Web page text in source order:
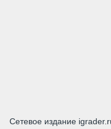
Сетевое издание